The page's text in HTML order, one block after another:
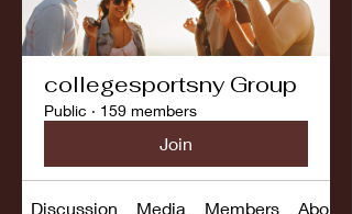
collegesportsny Group
Public · 159 members
Join
Discussion Media Members About